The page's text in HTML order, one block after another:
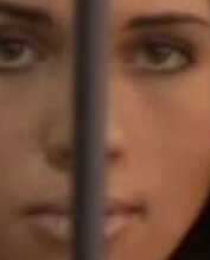
available